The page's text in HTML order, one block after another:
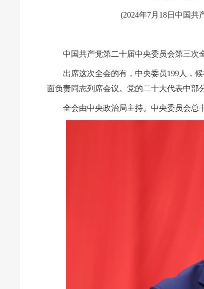
(2024年7月18日中国
中国共产党第二十届中央委员会第三次
出席这次全会的有，中央委员199人，
面负责同志列席会议。党的二十大代表中部
全会由中央政治局主持。中央委员会总